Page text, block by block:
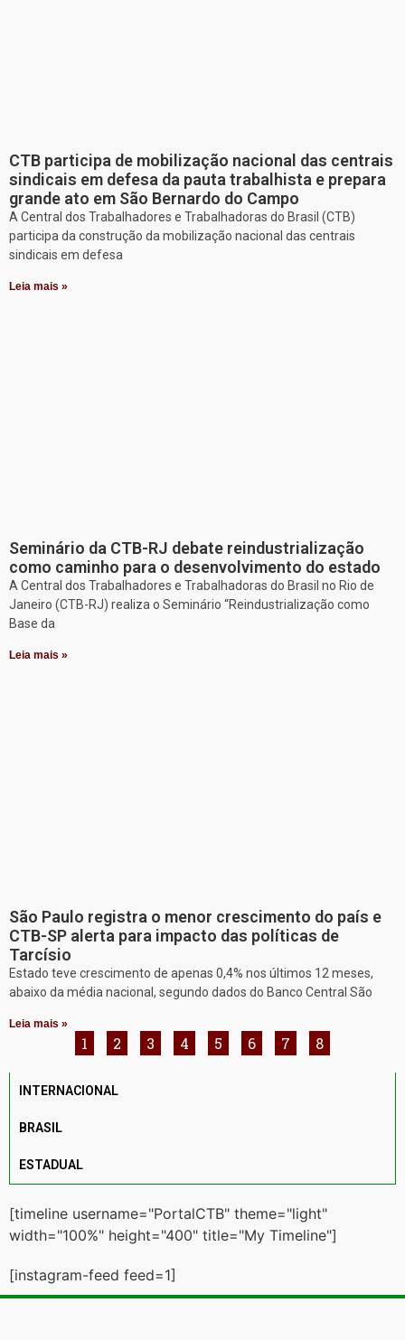
CTB participa de mobilização nacional das centrais
sindicais em defesa da pauta trabalhista e prepara
grande ato em São Bernardo do Campo
A Central dos Trabalhadores e Trabalhadoras do Brasil (CTB)
participa da construção da mobilização nacional das centrais
sindicais em defesa
Leia mais »
Seminário da CTB-RJ debate reindustrialização
como caminho para o desenvolvimento do estado
A Central dos Trabalhadores e Trabalhadoras do Brasil no Rio de
Janeiro (CTB-RJ) realiza o Seminário “Reindustrialização como
Base da
Leia mais »
São Paulo registra o menor crescimento do país e
CTB-SP alerta para impacto das políticas de
Tarcísio
Estado teve crescimento de apenas 0,4% nos últimos 12 meses,
abaixo da média nacional, segundo dados do Banco Central São
Leia mais »
1 2 3 4 5 6 7 8
INTERNACIONAL
BRASIL
ESTADUAL
[timeline username="PortalCTB" theme="light"
width="100%" height="400" title="My Timeline"]
[instagram-feed feed=1]